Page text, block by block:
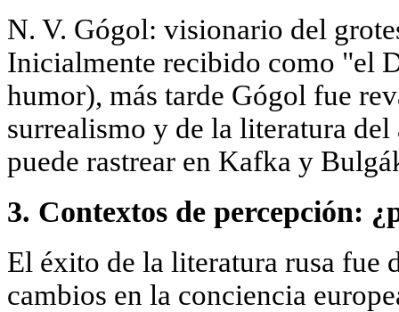
N. V. Gógol: visionario del
Inicialmente recibido como "el
humor), más tarde Gógol fue
surrealismo y de la literatura
puede rastrear en Kafka y
3. Contextos de percepción:
El éxito de la literatura rusa fue
cambios en la conciencia